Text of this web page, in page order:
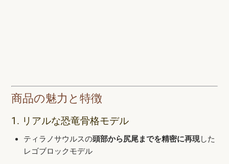
商品の魅力と特徴
1. リアルな恐竜骨格モデル
ティラノサウルスの頭部から尻尾までを精密に再現した
レゴブロックモデル